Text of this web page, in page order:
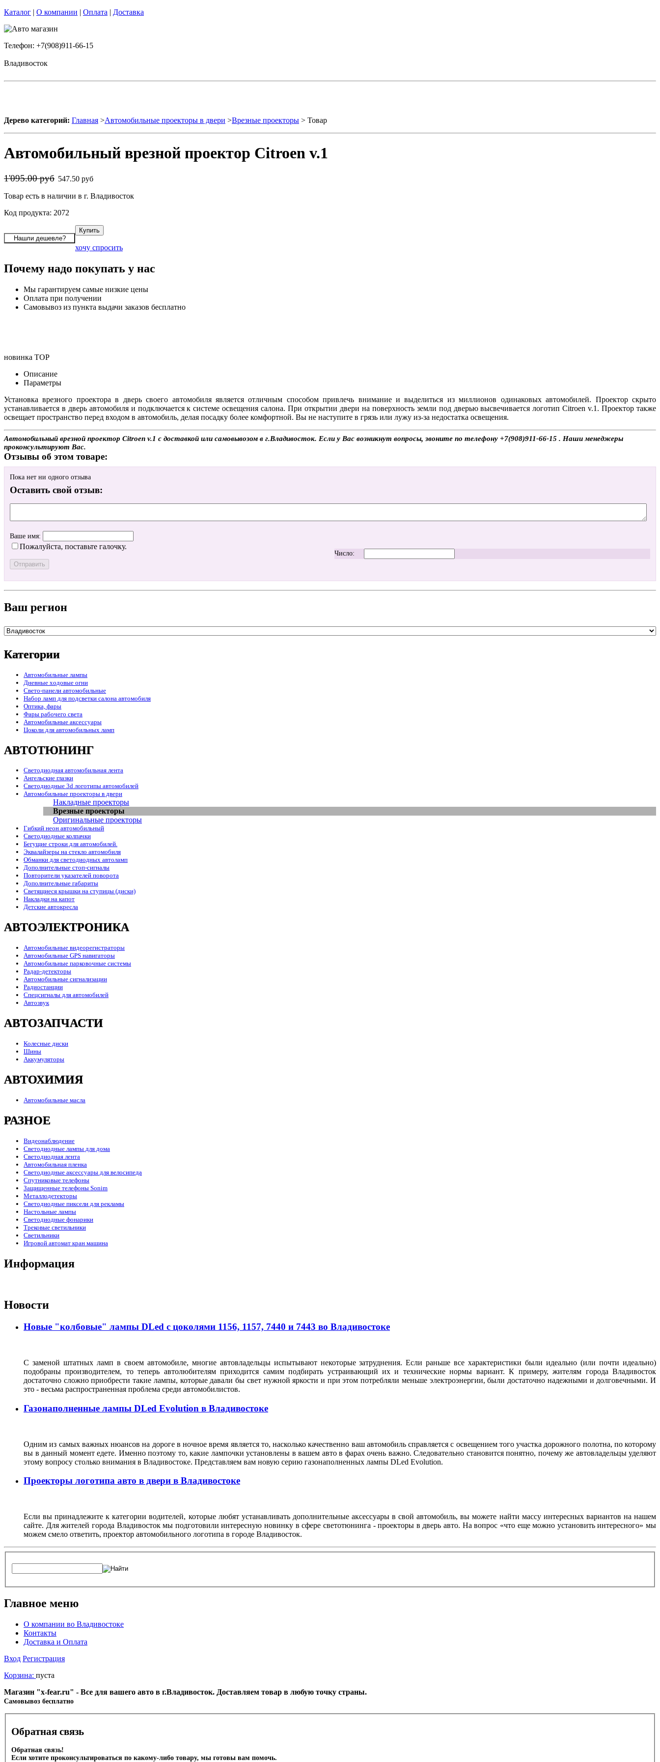
Каталог | О компании | Оплата | Доставка
Телефон: +7(908)911-66-15
Владивосток
Дерево категорий: Главная >Автомобильные проекторы в двери >Врезные проекторы > Товар
Автомобильный врезной проектор Citroen v.1
1'095.00 руб 547.50 руб
Товар есть в наличии в г. Владивосток
Код продукта: 2072
хочу спросить
Почему надо покупать у нас
Мы гарантируем самые низкие цены
Оплата при получении
Самовывоз из пункта выдачи заказов бесплатно
новинка TOP
Описание
Параметры
Установка врезного проектора в дверь своего автомобиля является отличным способом привлечь внимание и выделиться из миллионов одинаковых автомобилей. Проектор скрыто
устанавливается в дверь автомобиля и подключается к системе освещения салона. При открытии двери на поверхность земли под дверью высвечивается логотип Citroen v.1. Проектор также
освещает пространство перед входом в автомобиль, делая посадку более комфортной. Вы не наступите в грязь или лужу из-за недостатка освещения.
Автомобильный врезной проектор Citroen v.1 с доставкой или самовывозом в г.Владивосток. Если у Вас возникнут вопросы, звоните по телефону +7(908)911-66-15 . Наши менеджеры
проконсультируют Вас.
Отзывы об этом товаре:
Пока нет ни одного отзыва
Оставить свой отзыв:
Ваше имя:
Пожалуйста, поставьте галочку.
Число:
Ваш регион
Категории
Автомобильные лампы
Дневные ходовые огни
Свето-панели автомобильные
Набор ламп для подсветки салона автомобиля
Оптика, фары
Фары рабочего света
Автомобильные аксессуары
Цоколи для автомобильных ламп
АВТОТЮНИНГ
Светодиодная автомобильная лента
Ангельские глазки
Светодиодные 3d логотипы автомобилей
Автомобильные проекторы в двери
Накладные проекторы
Врезные проекторы
Оригинальные проекторы
Гибкий неон автомобильный
Светодиодные колпачки
Бегущие строки для автомобилей.
Эквалайзеры на стекло автомобиля
Обманки для светодиодных автоламп
Дополнительные стоп-сигналы
Повторители указателей поворота
Дополнительные габариты
Светящиеся крышки на ступицы (диски)
Накладки на капот
Детские автокресла
АВТОЭЛЕКТРОНИКА
Автомобильные видеорегистраторы
Автомобильные GPS навигаторы
Автомобильные парковочные системы
Радар-детекторы
Автомобильные сигнализации
Радиостанции
Спецсигналы для автомобилей
Автозвук
АВТОЗАПЧАСТИ
Колесные диски
Шины
Аккумуляторы
АВТОХИМИЯ
Автомобильные масла
РАЗНОЕ
Видеонаблюдение
Светодиодные лампы для дома
Светодиодная лента
Автомобильная пленка
Светодиодные аксессуары для велосипеда
Спутниковые телефоны
Защищенные телефоны Sonim
Металлодетекторы
Светодиодные пиксели для рекламы
Настольные лампы
Светодиодные фонарики
Трековые светильники
Светильники
Игровой автомат кран машина
Информация
Новости
Новые "колбовые" лампы DLed с цоколями 1156, 1157, 7440 и 7443 во Владивостоке
С заменой штатных ламп в своем автомобиле, многие автовладельцы испытывают некоторые затруднения. Если раньше все характеристики были идеально (или почти идеально)
подобраны производителем, то теперь автолюбителям приходится самим подбирать устраивающий их и технические нормы вариант. К примеру, жителям города Владивосток
достаточно сложно приобрести такие лампы, которые давали бы свет нужной яркости и при этом потребляли меньше электроэнергии, были достаточно надежными и долговечными. И
это - весьма распространенная проблема среди автомобилистов.
Газонаполненные лампы DLed Evolution в Владивостоке
Одним из самых важных нюансов на дороге в ночное время является то, насколько качественно ваш автомобиль справляется с освещением того участка дорожного полотна, по которому
вы в данный момент едете. Именно поэтому то, какие лампочки установлены в вашем авто в фарах очень важно. Следовательно становится понятно, почему же автовладельцы уделяют
этому вопросу столько внимания в Владивостоке. Представляем вам новую серию газонаполненных лампы DLed Evolution.
Проекторы логотипа авто в двери в Владивостоке
Если вы принадлежите к категории водителей, которые любят устанавливать дополнительные аксессуары в свой автомобиль, вы можете найти массу интересных вариантов на нашем
сайте. Для жителей города Владивосток мы подготовили интересную новинку в сфере светотюнинга - проекторы в дверь авто. На вопрос «что еще можно установить интересного» мы
можем смело ответить, проектор автомобильного логотипа в городе Владивосток.
Главное меню
О компании во Владивостоке
Контакты
Доставка и Оплата
Вход Регистрация
Корзина: пуста
Магазин "x-fear.ru" - Все для вашего авто в г.Владивосток. Доставляем товар в любую точку страны.
Cамовывоз бесплатно
Обратная связь
Обратная связь!
Если хотите проконсультироваться по какому-либо товару, мы готовы вам помочь.